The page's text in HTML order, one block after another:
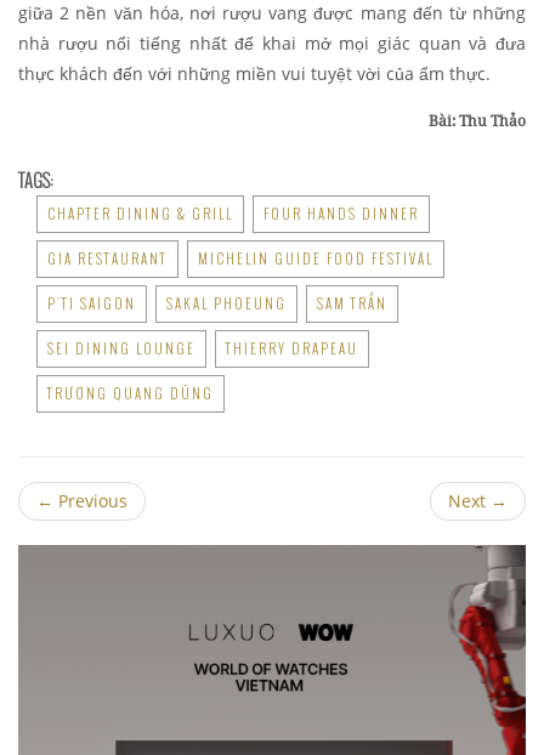
giữa 2 nền văn hóa, nơi rượu vang được mang đến từ những
nhà rượu nổi tiếng nhất để khai mở mọi giác quan và đưa
thực khách đến với những miền vui tuyệt vời của ẩm thực.
Bài: Thu Thảo
TAGS:
CHAPTER DINING & GRILL FOUR HANDS DINNER
GIA RESTAURANT MICHELIN GUIDE FOOD FESTIVAL
P'TI SAIGON SAKAL PHOEUNG SAM TRẦN
SEI DINING LOUNGE THIERRY DRAPEAU
TRƯƠNG QUANG DŨNG
← Previous Next →